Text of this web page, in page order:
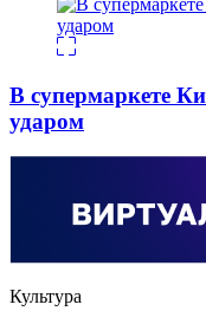
В супермаркете
ударом
Культура